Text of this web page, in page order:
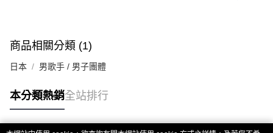
商品相關分類 (1)
日本 男歌手 / 男子團體
本分類熱銷全站排行